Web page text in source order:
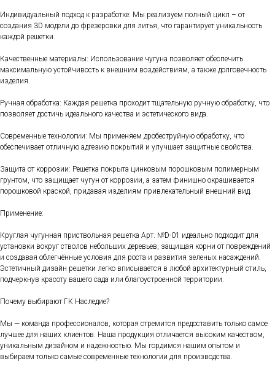
Индивидуальный подход к разработке: Мы реализуем полный цикл – от
создания 3D модели до фрезеровки для литья, что гарантирует уникальность
каждой решетки.
Качественные материалы: Использование чугуна позволяет обеспечить
максимальную устойчивость к внешним воздействиям, а также долговечность
изделия.
Ручная обработка: Каждая решетка проходит тщательную ручную обработку, что
позволяет достичь идеального качества и эстетического вида.
Современные технологии: Мы применяем дробеструйную обработку, что
обеспечивает отличную адгезию покрытий и улучшает защитные свойства.
Защита от коррозии: Решетка покрыта цинковым порошковым полимерным
грунтом, что защищает чугун от коррозии, а затем финишно окрашивается
порошковой краской, придавая изделиям привлекательный внешний вид.
Применение:
Круглая чугунная приствольная решетка Арт. №D-01 идеально подходит для
установки вокруг стволов небольших деревьев, защищая корни от повреждений
и создавая облегчённые условия для роста и развития зеленых насаждений.
Эстетичный дизайн решетки легко вписывается в любой архитектурный стиль,
подчеркнув красоту вашего сада или благоустроенной территории.
Почему выбирают ГК Наследие?
Мы — команда профессионалов, которая стремится предоставить только самое
лучшее для наших клиентов. Наша продукция отличается высоким качеством,
уникальным дизайном и надежностью. Мы гордимся нашим опытом и
выбираем только самые современные технологии для производства.